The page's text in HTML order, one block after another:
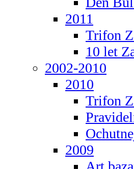
2011
Trifon
10 let
2002-2010
2010
Trifon
2009